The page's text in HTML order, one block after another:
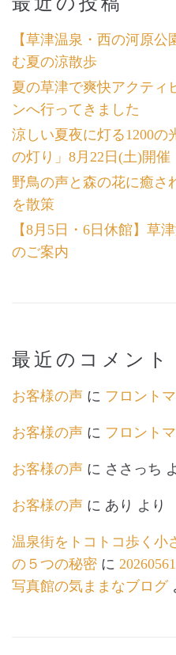
【草津温泉・西の河原
む夏の涼散歩
夏の草津で爽快アクティ
ンへ行ってきました
涼しい夏夜に灯る1200
の灯り」8月22日(土)開催
野鳥の声と森の花に癒さ
を散策
【8月5日・6日休館】草
のご案内
最近のコメント
お客様の声 に フロント
お客様の声 に フロント
お客様の声 に ささっち
お客様の声 に あり より
温泉街をトコトコ歩く小
の５つの秘密 に
写真館の気ままなブログ